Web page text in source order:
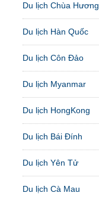
Du lịch Chùa Hương
Du lịch Hàn Quốc
Du lịch Côn Đảo
Du lịch Myanmar
Du lịch HongKong
Du lịch Bái Đính
Du lịch Yên Tử
Du lịch Cà Mau